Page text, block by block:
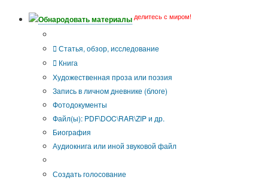
Обнародовать материалы делитесь с миром!
Статья, обзор, исследование
Книга
Художественная проза или поэзия
Запись в личном дневнике (блоге)
Фотодокументы
Файл(ы): PDF\DOC\RAR\ZIP и др.
Биография
Аудиокнига или иной звуковой файл
Создать голосование